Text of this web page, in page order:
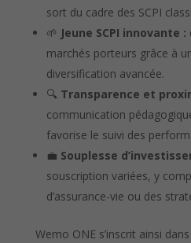
sort du cadre des SCPI
🌱 Jeune SCPI innovante :
marchés porteurs grâce à
diversification avancée.
🔍 Transparence et
communication
favorise le suivi des
💼 Souplesse
souscription variées, y
d’assurance-vie ou des
Wemo ONE s’inscrit ainsi